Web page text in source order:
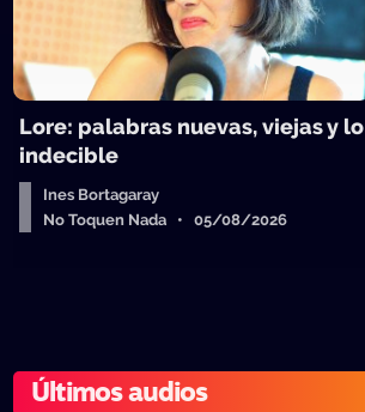
Lore: palabras nuevas, viejas y lo
indecible
Ines Bortagaray
No Toquen Nada • 05/08/2026
Últimos audios